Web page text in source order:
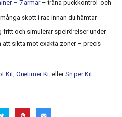
– 7 armar– träna puckkontroll och
skott i rad innan du hämtar
och simulerar spelrörelser under
att sikta mot exakta zoner – precis
Kit Onetimer Kit ellerSniper Kit